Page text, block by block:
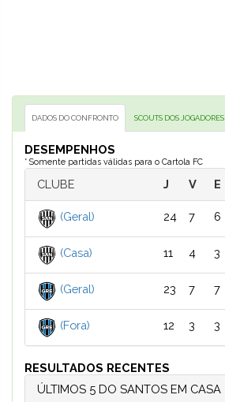
DADOS DO CONFRONTO SCOUTS DOS JOGADORES
DESEMPENHOS
* Somente partidas válidas para o Cartola FC
CLUBE J V E
(Geral) 24 7 6
(Casa) 11 4 3
(Geral) 23 7 7
(Fora) 12 3 3
RESULTADOS RECENTES
ÚLTIMOS 5 DO SANTOS EM CASA